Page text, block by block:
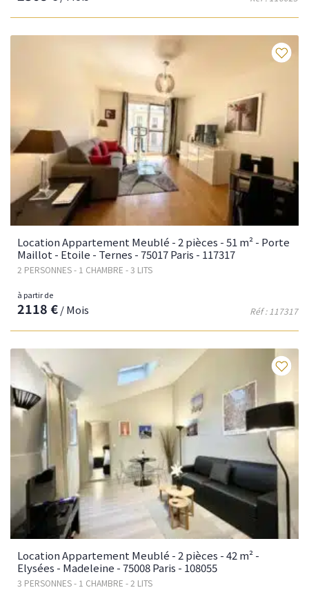
Location Appartement Meublé - 2 pièces - 51 m² - Porte
Maillot - Etoile - Ternes - 75017 Paris - 117317
2 PERSONNES - 1 CHAMBRE - 3 LITS
Réf : 117317
à partir de
2118 €/ Mois
Location Appartement Meublé - 2 pièces - 42 m² -
Elysées - Madeleine - 75008 Paris - 108055
3 PERSONNES - 1 CHAMBRE - 2 LITS